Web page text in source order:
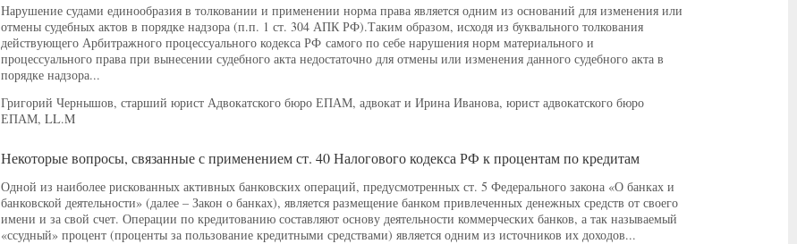
Нарушение судами единообразия в толковании и применении норма права является одним из оснований для изменения или
отмены судебных актов в порядке надзора (п.п. 1 ст. 304 АПК РФ).Таким образом, исходя из буквального толкования
действующего Арбитражного процессуального кодекса РФ самого по себе нарушения норм материального и
процессуального права при вынесении судебного акта недостаточно для отмены или изменения данного судебного акта в
порядке надзора...
Григорий Чернышов, старший юрист Адвокатского бюро ЕПАМ, адвокат и Ирина Иванова, юрист адвокатского бюро
ЕПАМ, LL.M
Некоторые вопросы, связанные с применением ст. 40 Налогового кодекса РФ к процентам по кредитам
Одной из наиболее рискованных активных банковских операций, предусмотренных ст. 5 Федерального закона «О банках и
банковской деятельности» (далее – Закон о банках), является размещение банком привлеченных денежных средств от своего
имени и за свой счет. Операции по кредитованию составляют основу деятельности коммерческих банков, а так называемый
«ссудный» процент (проценты за пользование кредитными средствами) является одним из источников их доходов...